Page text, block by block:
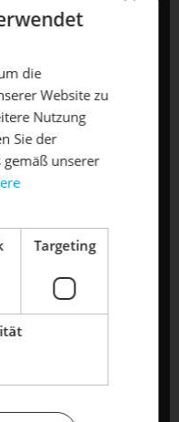
X
DEIN
- gönn
es verdient!
Wartung
Termin.
die
Website zu
Nutzung
Sie der
gemäß unserer
Targeting